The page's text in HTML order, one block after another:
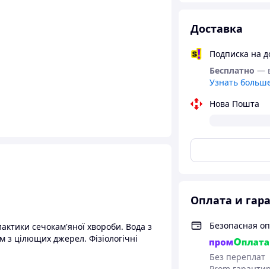
Доставка
Подписка на
Бесплатно —
Узнать
Нова Пошта
Оплата и
Безопасная
Без переплат
сечокам'яної хвороби. Вода з
цілющих джерел. Фізіологічні